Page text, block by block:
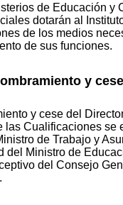
de Educación y
dotarán al
de los medios
de sus funciones.
y
y cese del
las Cualificaciones se
de Trabajo y
del Ministro de
del Consejo